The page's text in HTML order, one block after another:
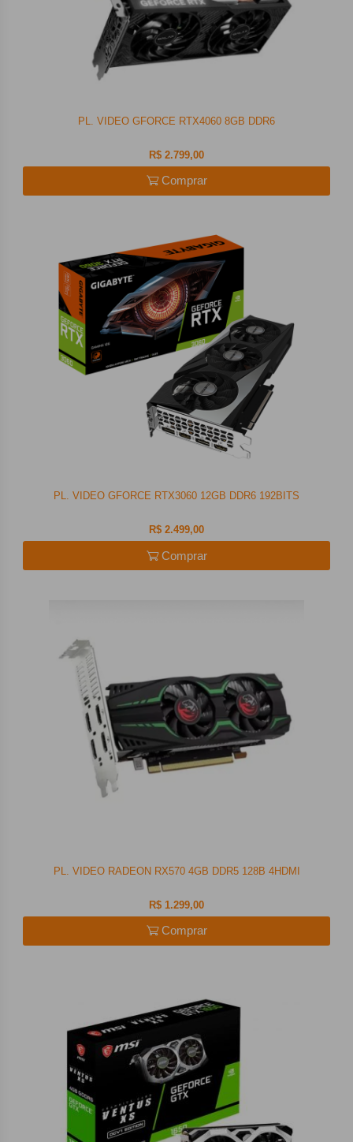
PL. VIDEO GFORCE RTX4060 8GB DDR6
R$ 2.799,00
Comprar
PL. VIDEO GFORCE RTX3060 12GB DDR6 192BITS
R$ 2.499,00
Comprar
PL. VIDEO RADEON RX570 4GB DDR5 128B 4HDMI
R$ 1.299,00
Comprar